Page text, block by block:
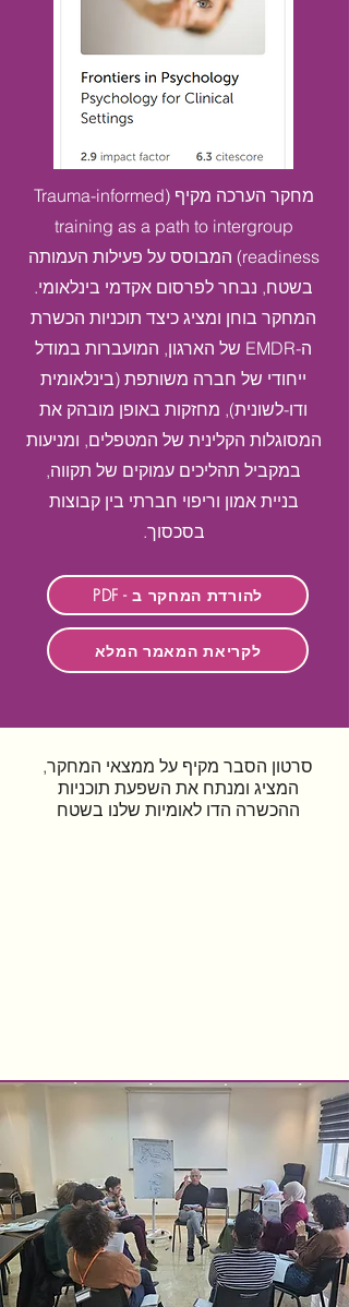
מחקר הערכה מקיף (Trauma-informed
training as a path to intergroup
readiness) המבוסס על פעילות העמותה
בשטח, נבחר לפרסום אקדמי בינלאומי.
המחקר בוחן ומציג כיצד תוכניות הכשרת
ה-EMDR של הארגון, המועברות במודל
ייחודי של חברה משותפת (בינלאומית
ודו-לשונית), מחזקות באופן מובהק את
המסוגלות הקלינית של המטפלים, ומניעות
במקביל תהליכים עמוקים של תקווה,
בניית אמון וריפוי חברתי בין קבוצות
בסכסוך.
PDF - להורדת המחקר ב
לקריאת המאמר המלא
סרטון הסבר מקיף על ממצאי המחקר,
המציג ומנתח את השפעת תוכניות
ההכשרה הדו לאומיות שלנו בשטח